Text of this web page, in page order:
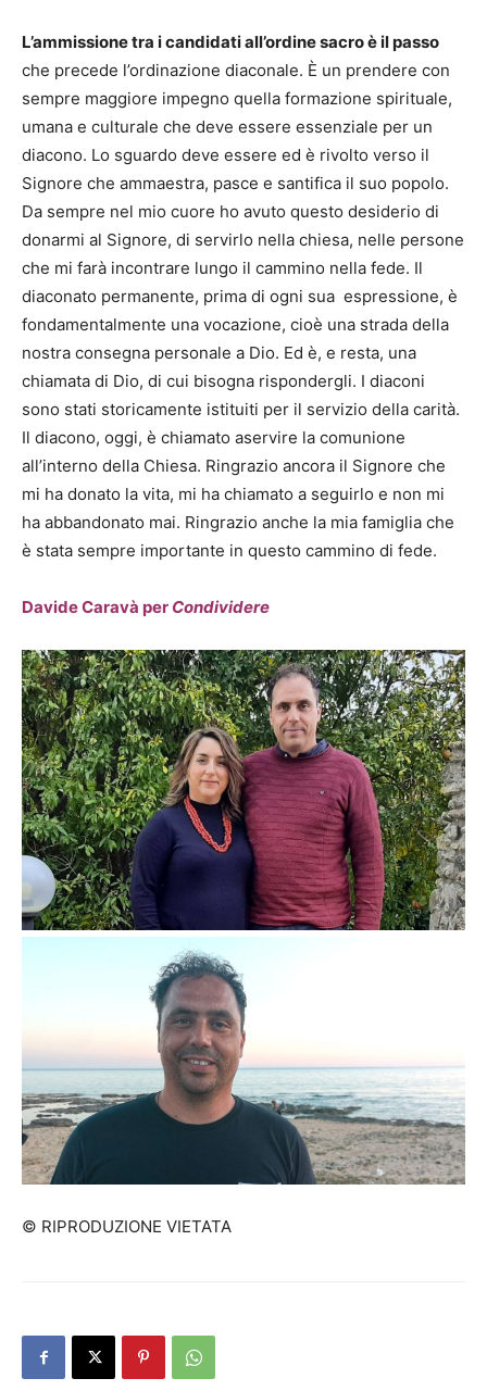
L’ammissione tra i candidati all’ordine sacro è il passo
che precede l’ordinazione diaconale. È un prendere con
sempre maggiore impegno quella formazione spirituale,
umana e culturale che deve essere essenziale per un
diacono. Lo sguardo deve essere ed è rivolto verso il
Signore che ammaestra, pasce e santifica il suo popolo.
Da sempre nel mio cuore ho avuto questo desiderio di
donarmi al Signore, di servirlo nella chiesa, nelle persone
che mi farà incontrare lungo il cammino nella fede. Il
diaconato permanente, prima di ogni sua espressione, è
fondamentalmente una vocazione, cioè una strada della
nostra consegna personale a Dio. Ed è, e resta, una
chiamata di Dio, di cui bisogna rispondergli. I diaconi
sono stati storicamente istituiti per il servizio della carità.
Il diacono, oggi, è chiamato aservire la comunione
all’interno della Chiesa. Ringrazio ancora il Signore che
mi ha donato la vita, mi ha chiamato a seguirlo e non mi
ha abbandonato mai. Ringrazio anche la mia famiglia che
è stata sempre importante in questo cammino di fede.
Davide Caravà per Condividere
© RIPRODUZIONE VIETATA